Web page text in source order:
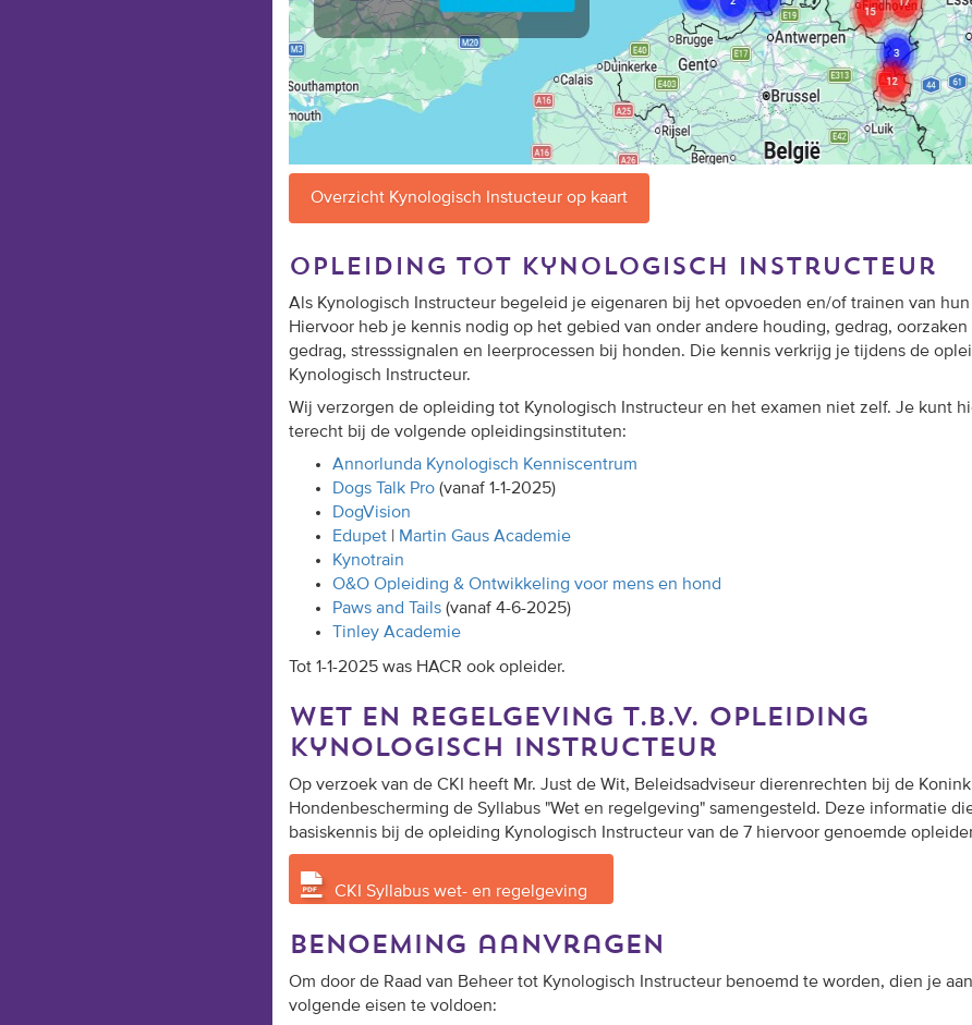
Overzicht Kynologisch Instucteur op kaart
opleiding tot kynologisch instructeur
Als Kynologisch Instructeur begeleid je eigenaren bij het opvoeden en/of trainen van
Hiervoor heb je kennis nodig op het gebied van onder andere houding, gedrag, oorzaken
gedrag, stresssignalen en leerprocessen bij honden. Die kennis verkrijg je tijdens de
Kynologisch Instructeur.
Wij verzorgen de opleiding tot Kynologisch Instructeur en het examen niet zelf. Je kunt
terecht bij de volgende opleidingsinstituten:
Annorlunda Kynologisch Kenniscentrum
Dogs Talk Pro (vanaf 1-1-2025)
DogVision
Edupet
Martin Gaus Academie
Kynotrain
O&O Opleiding & Ontwikkeling voor mens en hond
Paws and Tails (vanaf 4-6-2025)
Tinley Academie
Tot 1-1-2025 was HACR ook opleider.
wet en regelgeving t.b.v. opleiding
kynologisch instructeur
Op verzoek van de CKI heeft Mr. Just de Wit, Beleidsadviseur dierenrechten bij de
Hondenbescherming de Syllabus "Wet en regelgeving" samengesteld. Deze informatie
basiskennis bij de opleiding Kynologisch Instructeur van de 7 hiervoor genoemde
CKI Syllabus wet- en regelgeving
benoeming aanvragen
Om door de Raad van Beheer tot Kynologisch Instructeur benoemd te worden, dien je
volgende eisen te voldoen: